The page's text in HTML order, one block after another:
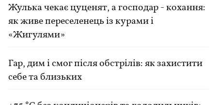
Жулька чекає цуценят, а господар - кохання:
як живе переселенець із курами і
«Жигулями»
Гар, дим і смог після обстрілів: як захистити
себе та близьких